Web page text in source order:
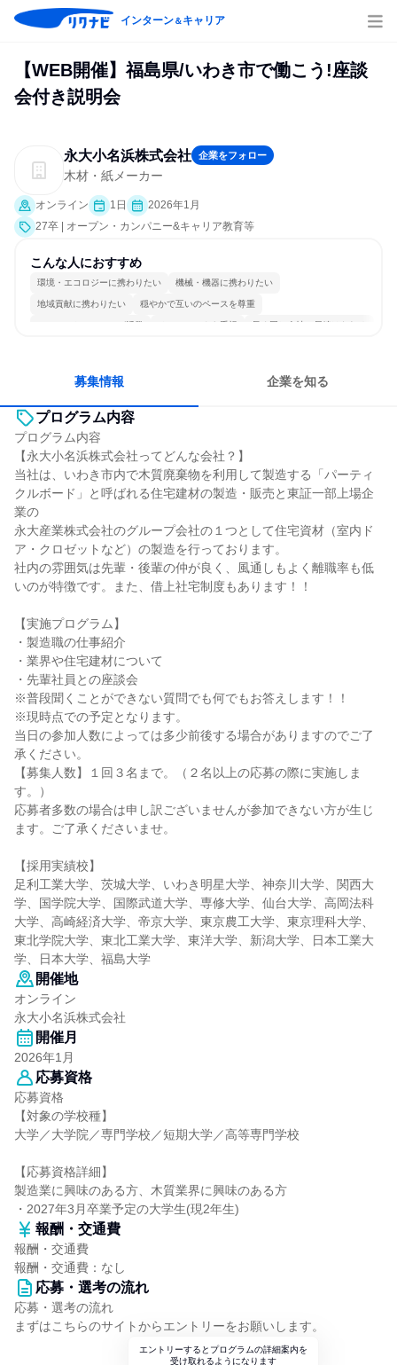
インターン＆キャリア
【WEB開催】福島県/いわき市で働こう!座談
会付き説明会
永大小名浜株式会社 企業をフォロー
木材・紙メーカー
オンライン 1日
2026年1月
27卒 | オープン・カンパニー&キャリア教育等
こんな人におすすめ
環境・エコロジーに携わりたい 機械・機器に携わりたい
地域貢献に携わりたい 穏やかで互いのペースを尊重
コミュニケーションが活発 チームワークを重視 長く同じ会社に居続けられる
募集情報 企業を知る
プログラム内容
プログラム内容
【永大小名浜株式会社ってどんな会社？】
当社は、いわき市内で木質廃棄物を利用して製造する「パーティ
クルボード」と呼ばれる住宅建材の製造・販売と東証一部上場企
業の
永大産業株式会社のグループ会社の１つとして住宅資材（室内ド
ア・クロゼットなど）の製造を行っております。
社内の雰囲気は先輩・後輩の仲が良く、風通しもよく離職率も低
いのが特徴です。また、借上社宅制度もあります！！
【実施プログラム】
・製造職の仕事紹介
・業界や住宅建材について
・先輩社員との座談会
※普段聞くことができない質問でも何でもお答えします！！
※現時点での予定となります。
当日の参加人数によっては多少前後する場合がありますのでご了
承ください。
【募集人数】１回３名まで。（２名以上の応募の際に実施しま
す。）
応募者多数の場合は申し訳ございませんが参加できない方が生じ
ます。ご了承くださいませ。
【採用実績校】
足利工業大学、茨城大学、いわき明星大学、神奈川大学、関西大
学、国学院大学、国際武道大学、専修大学、仙台大学、高岡法科
大学、高崎経済大学、帝京大学、東京農工大学、東京理科大学、
東北学院大学、東北工業大学、東洋大学、新潟大学、日本工業大
学、日本大学、福島大学
開催地
オンライン
永大小名浜株式会社
開催月
2026年1月
応募資格
応募資格
【対象の学校種】
大学／大学院／専門学校／短期大学／高等専門学校
【応募資格詳細】
製造業に興味のある方、木質業界に興味のある方
・2027年3月卒業予定の大学生(現2年生)
報酬・交通費
報酬・交通費
報酬・交通費：なし
応募・選考の流れ
応募・選考の流れ
まずはこちらのサイトからエントリーをお願いします。
エントリーするとプログラムの詳細案内を
受け取れるようになります